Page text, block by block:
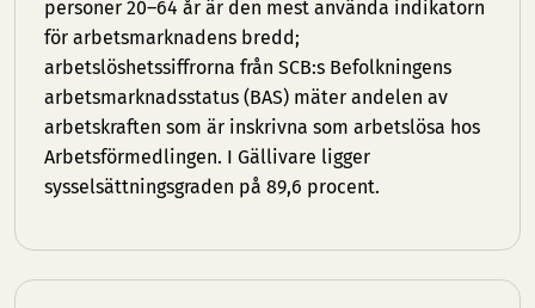
personer 20–64 år är den mest använda indikatorn
för arbetsmarknadens bredd;
arbetslöshetssiffrorna från SCB:s Befolkningens
arbetsmarknadsstatus (BAS) mäter andelen av
arbetskraften som är inskrivna som arbetslösa hos
Arbetsförmedlingen. I Gällivare ligger
sysselsättningsgraden på 89,6 procent.